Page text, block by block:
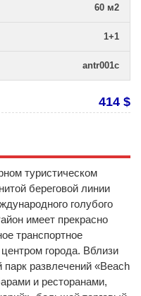
60 м2
1+1
antr001c
414 $
туристическом
береговой линии
голубoгo
имеет прекрасно
транспортное
города. Вблизи
развлечений «Beach
и ресторанами,